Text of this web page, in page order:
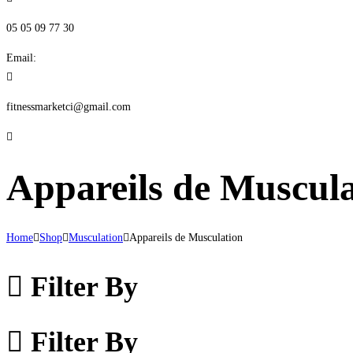
05 05 09 77 30
Email:
fitnessmarketci@gmail.com
Appareils de
Home Shop Musculation Appareils de Musculation
Filter By
Filter By